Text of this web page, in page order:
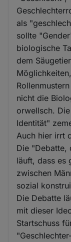
als
sollte
biologische
dem
nicht die
orwellsch.
Identität"
Auch hier irrt
Die "Debatte,
läuft, dass es
zwischen
sozial
Die Debatte
mit dieser
Startschuss